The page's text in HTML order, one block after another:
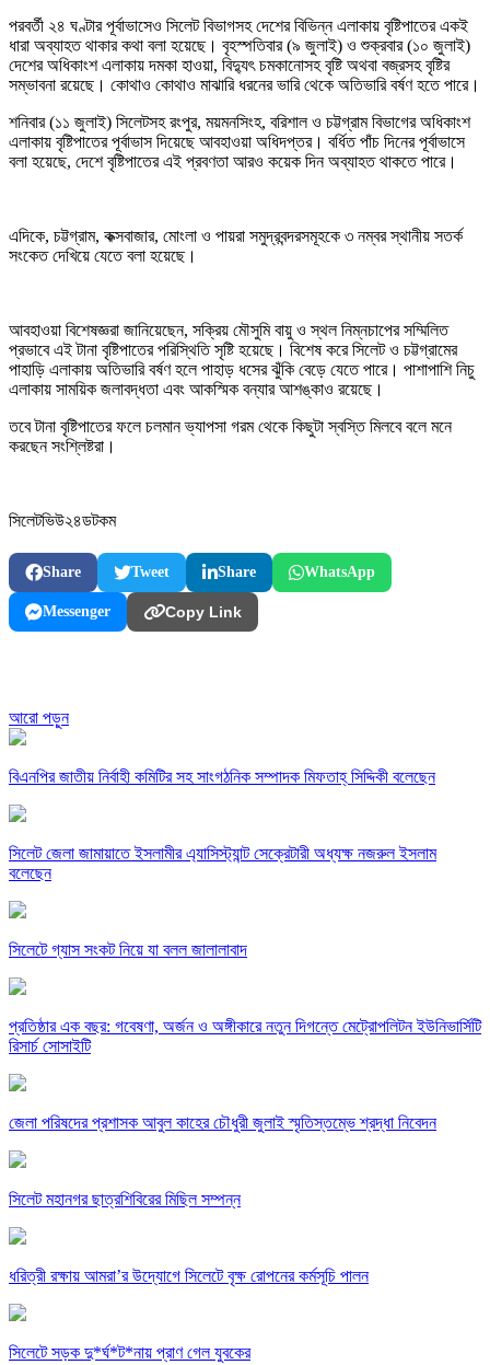
পরবর্তী ২৪ ঘণ্টার পূর্বাভাসেও সিলেট বিভাগসহ দেশের বিভিন্ন এলাকায় বৃষ্টিপাতের একই
ধারা অব্যাহত থাকার কথা বলা হয়েছে। বৃহস্পতিবার (৯ জুলাই) ও শুক্রবার (১০ জুলাই)
দেশের অধিকাংশ এলাকায় দমকা হাওয়া, বিদ্যুৎ চমকানোসহ বৃষ্টি অথবা বজ্রসহ বৃষ্টির
সম্ভাবনা রয়েছে। কোথাও কোথাও মাঝারি ধরনের ভারি থেকে অতিভারি বর্ষণ হতে পারে।
শনিবার (১১ জুলাই) সিলেটসহ রংপুর, ময়মনসিংহ, বরিশাল ও চট্টগ্রাম বিভাগের অধিকাংশ
এলাকায় বৃষ্টিপাতের পূর্বাভাস দিয়েছে আবহাওয়া অধিদপ্তর। বর্ধিত পাঁচ দিনের পূর্বাভাসে
বলা হয়েছে, দেশে বৃষ্টিপাতের এই প্রবণতা আরও কয়েক দিন অব্যাহত থাকতে পারে।
এদিকে, চট্টগ্রাম, কক্সবাজার, মোংলা ও পায়রা সমুদ্রবন্দরসমূহকে ৩ নম্বর স্থানীয় সতর্ক
সংকেত দেখিয়ে যেতে বলা হয়েছে।
আবহাওয়া বিশেষজ্ঞরা জানিয়েছেন, সক্রিয় মৌসুমি বায়ু ও স্থল নিম্নচাপের সম্মিলিত
প্রভাবে এই টানা বৃষ্টিপাতের পরিস্থিতি সৃষ্টি হয়েছে। বিশেষ করে সিলেট ও চট্টগ্রামের
পাহাড়ি এলাকায় অতিভারি বর্ষণ হলে পাহাড় ধসের ঝুঁকি বেড়ে যেতে পারে। পাশাপাশি নিচু
এলাকায় সাময়িক জলাবদ্ধতা এবং আকস্মিক বন্যার আশঙ্কাও রয়েছে।
তবে টানা বৃষ্টিপাতের ফলে চলমান ভ্যাপসা গরম থেকে কিছুটা স্বস্তি মিলবে বলে মনে
করছেন সংশ্লিষ্টরা।
সিলেটভিউ২৪ডটকম
Share Tweet Share WhatsApp
Messenger Copy Link
আরো পড়ুন
বিএনপির জাতীয় নির্বাহী কমিটির সহ সাংগঠনিক সম্পাদক মিফতাহ্ সিদ্দিকী বলেছেন
সিলেট জেলা জামায়াতে ইসলামীর এ্যাসিস্ট্যান্ট সেক্রেটারী অধ্যক্ষ নজরুল ইসলাম
বলেছেন
সিলেটে গ্যাস সংকট নিয়ে যা বলল জালালাবাদ
প্রতিষ্ঠার এক বছর: গবেষণা, অর্জন ও অঙ্গীকারে নতুন দিগন্তে মেট্রোপলিটন ইউনিভার্সিটি
রিসার্চ সোসাইটি
জেলা পরিষদের প্রশাসক আবুল কাহের চৌধুরী জুলাই স্মৃতিস্তম্ভে শ্রদ্ধা নিবেদন
সিলেট মহানগর ছাত্রশিবিরের মিছিল সম্পন্ন
ধরিত্রী রক্ষায় আমরা’র উদ্যোগে সিলেটে বৃক্ষ রোপনের কর্মসূচি পালন
সিলেটে সড়ক দু*র্ঘ*ট*নায় প্রাণ গেল যুবকের